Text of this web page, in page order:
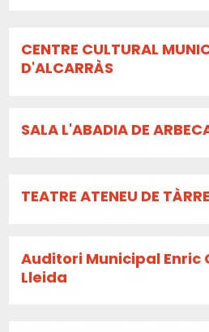
CENTRE CULTURAL
D'ALCARRÀS
SALA L'ABADIA DE
TEATRE ATENEU DE
Auditori Municipal Enric
Lleida